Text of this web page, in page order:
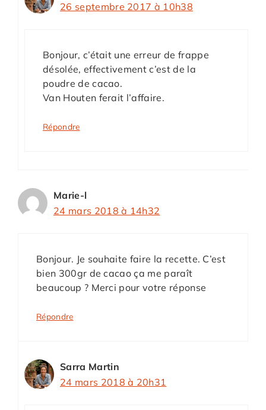
26 septembre 2017 à 10h38
Bonjour, c’était une erreur de frappe
désolée, effectivement c’est de la
poudre de cacao.
Van Houten ferait l’affaire.
Répondre
Marie-l
24 mars 2018 à 14h32
Bonjour. Je souhaite faire la recette. C’est
bien 300gr de cacao ça me paraît
beaucoup ? Merci pour votre réponse
Répondre
Sarra Martin
24 mars 2018 à 20h31